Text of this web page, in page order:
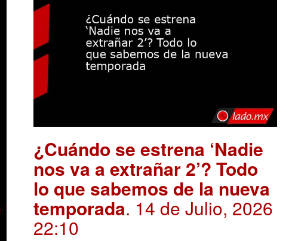
¿Cuándo se estrena ‘Nadie
nos va a extrañar 2’? Todo
lo que sabemos de la nueva
temporada. 14 de Julio, 2026
22:10